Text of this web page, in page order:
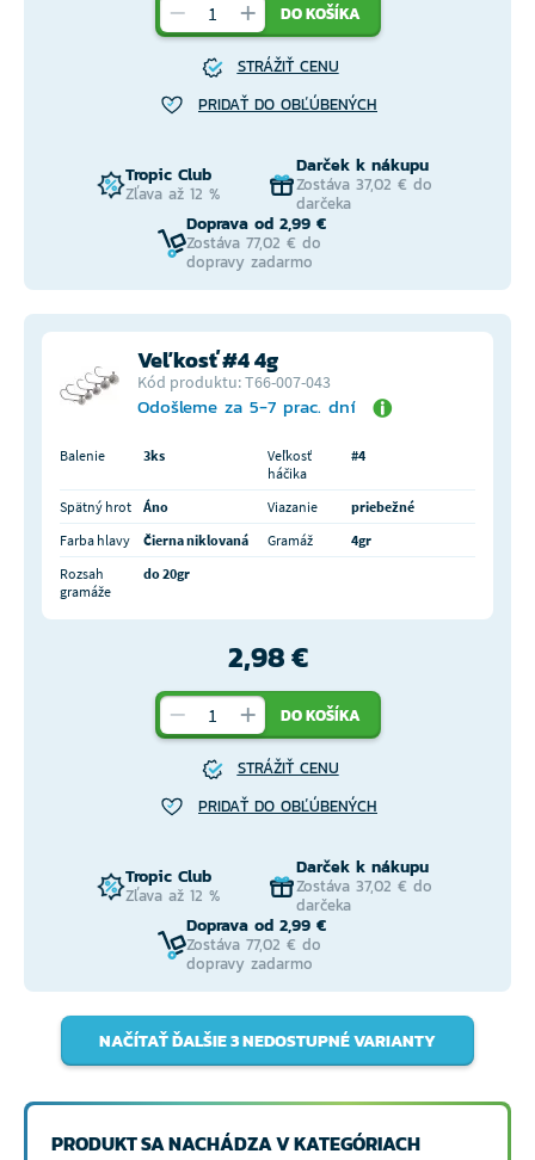
DO KOŠÍKA
STRÁŽIŤ CENU
PRIDAŤ DO OBĽÚBENÝCH
Tropic Club
Zľava až 12 %
Darček k nákupu
Zostáva 37,02 € do
darčeka
Doprava od 2,99 €
Zostáva 77,02 € do
dopravy zadarmo
Veľkosť #4 4g
Kód produktu: T66-007-043
Odošleme za 5-7 prac. dní
Balenie 3ks
Veľkosť
háčika
#4
Spätný hrot Áno Viazanie
priebežné
Farba hlavy
Čierna niklovaná Gramáž
4gr
Rozsah
gramáže
do 20gr
2,98 €
DO KOŠÍKA
STRÁŽIŤ CENU
PRIDAŤ DO OBĽÚBENÝCH
Tropic Club
Zľava až 12 %
Darček k nákupu
Zostáva 37,02 € do
darčeka
Doprava od 2,99 €
Zostáva 77,02 € do
dopravy zadarmo
NAČÍTAŤ ĎALŠIE 3 NEDOSTUPNÉ VARIANTY
PRODUKT SA NACHÁDZA V KATEGÓRIACH